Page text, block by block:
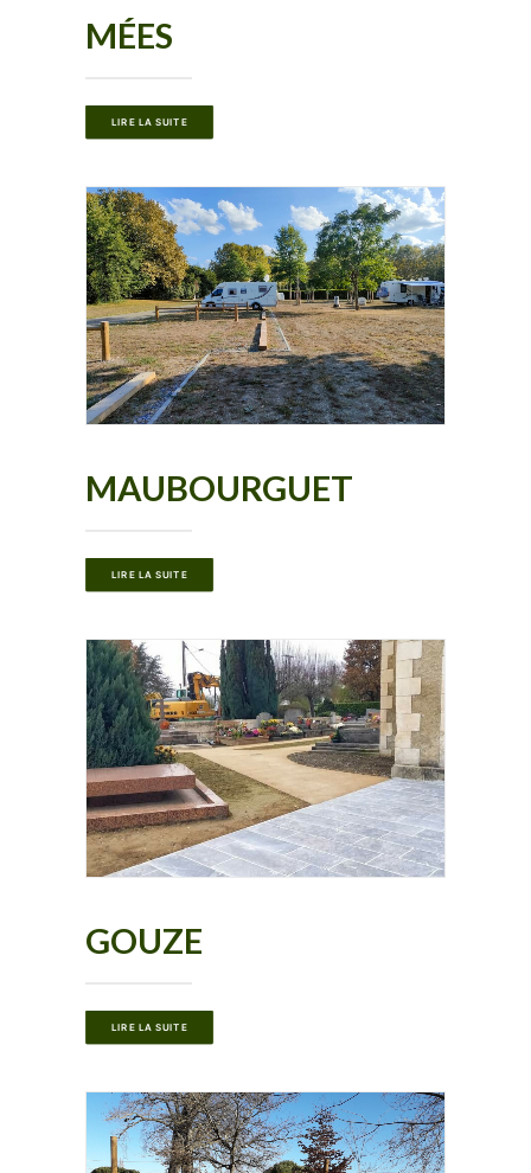
MÉES
LIRE LA SUITE
MAUBOURGUET
LIRE LA SUITE
GOUZE
LIRE LA SUITE